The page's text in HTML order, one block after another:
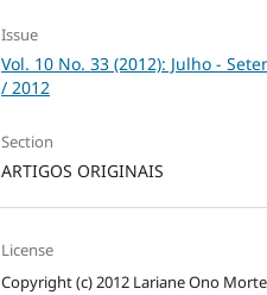
Issue
Vol. 10 No. 33 (2012): Julho -
/ 2012
Section
ARTIGOS ORIGINAIS
License
Copyright (c) 2012 Lariane Ono